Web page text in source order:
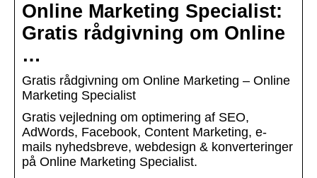
Online Marketing Specialist:
Gratis rådgivning om Online
…
Gratis rådgivning om Online Marketing – Online
Marketing Specialist
Gratis vejledning om optimering af SEO,
AdWords, Facebook, Content Marketing, e-
mails nyhedsbreve, webdesign & konverteringer
på Online Marketing Specialist.